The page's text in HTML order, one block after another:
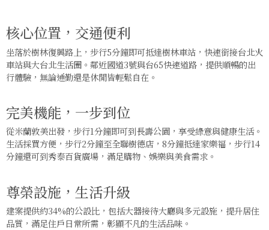
核心位置，交通便利
坐落於樹林復興路上，步行5分鐘即可抵達樹林車站，快速銜接台北火
車站與大台北生活圈。鄰近國道3號與台65快速道路，提供順暢的出
行體驗，無論通勤還是休閒皆輕鬆自在。
完美機能，一步到位
從米蘭敦美出發，步行1分鐘即可到長壽公園，享受綠意與健康生活。
生活採買方便，步行2分鐘至全聯樹德店，8分鐘抵達家樂福，步行14
分鐘還可到秀泰百貨廣場，滿足購物、娛樂與美食需求。
尊榮設施，生活升級
建案提供約34%的公設比，包括大器接待大廳與多元設施，提升居住
品質，滿足住戶日常所需，彰顯不凡的生活品味。